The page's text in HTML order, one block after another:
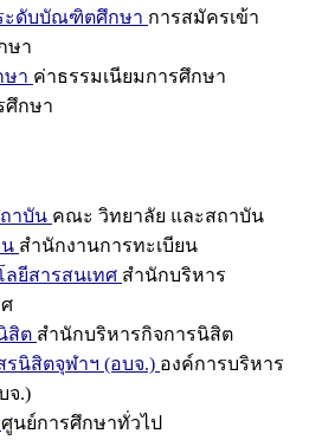
ะดับบัณฑิตศึกษา การสมัครเข้า
ษา
ษา ค่าธรรมเนียมการศึกษา
ศึกษา
าบัน คณะ วิทยาลัย และสถาบัน
สำนักงานการทะเบียน
ยีสารสนเทศ สำนักบริหาร
สิต สำนักบริหารกิจการนิสิต
นิสิตจุฬาฯ (อบจ.) องค์การบริหาร
จ.)
ศูนย์การศึกษาทั่วไป